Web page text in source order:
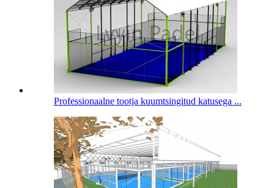
Professionaalne tootja kuumtsingitud katusega ...